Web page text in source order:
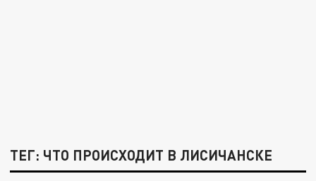
ТЕГ: ЧТО ПРОИСХОДИТ В ЛИСИЧАНСКЕ